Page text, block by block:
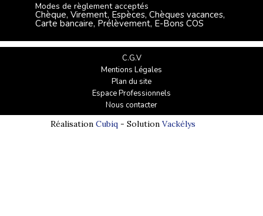
Modes de règlement acceptés
Chèque, Virement, Espèces, Chèques vacances,
Carte bancaire, Prélèvement, E-Bons COS
C.G.V
Mentions Légales
Plan du site
Espace Professionnels
Nous contacter
Réalisation Cubiq- Solution Vackélys